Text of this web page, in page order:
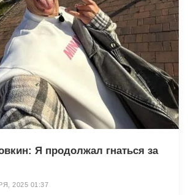
Я продолжал гнаться за
2025 01:37